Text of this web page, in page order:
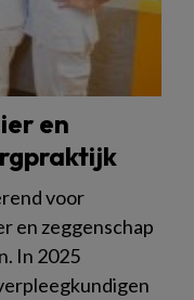
en
voor
en zeggenschap
In 2025